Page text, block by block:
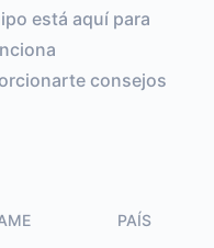
está aquí para
consejos
PAÍS